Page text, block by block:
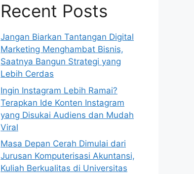
Recent Posts
Jangan Biarkan Tantangan Digital
Marketing Menghambat Bisnis,
Saatnya Bangun Strategi yang
Lebih Cerdas
Ingin Instagram Lebih Ramai?
Terapkan Ide Konten Instagram
yang Disukai Audiens dan Mudah
Viral
Masa Depan Cerah Dimulai dari
Jurusan Komputerisasi Akuntansi,
Kuliah Berkualitas di Universitas